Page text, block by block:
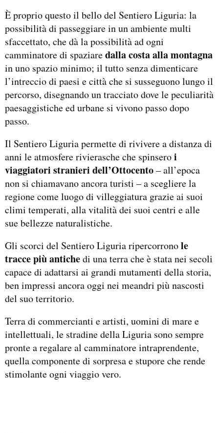
È proprio questo il bello del Sentiero Liguria: la
possibilità di passeggiare in un ambiente multi
sfaccettato, che dà la possibilità ad ogni
camminatore di spaziaredalla costa alla montagna
in uno spazio minimo; il tutto senza dimenticare
l’intreccio di paesi e città che si susseguono lungo il
percorso, disegnando un tracciato dove le peculiarità
paesaggistiche ed urbane si vivono passo dopo
passo.
Il Sentiero Liguria permette di rivivere a distanza di
anni le atmosfere rivierasche che spinseroi
viaggiatori stranieri dell’Ottocento– all’epoca
non si chiamavano ancora turisti – a scegliere la
regione come luogo di villeggiatura grazie ai suoi
climi temperati, alla vitalità dei suoi centri e alle
sue bellezze naturalistiche.
Gli scorci del Sentiero Liguria ripercorronole
tracce più antichedi una terra che è stata nei secoli
capace di adattarsi ai grandi mutamenti della storia,
ben impressi ancora oggi nei meandri più nascosti
del suo territorio.
Terra di commercianti e artisti, uomini di mare e
intellettuali, le stradine della Liguria sono sempre
pronte a regalare al camminatore intraprendente,
quella componente di sorpresa e stupore che rende
stimolante ogni viaggio vero.